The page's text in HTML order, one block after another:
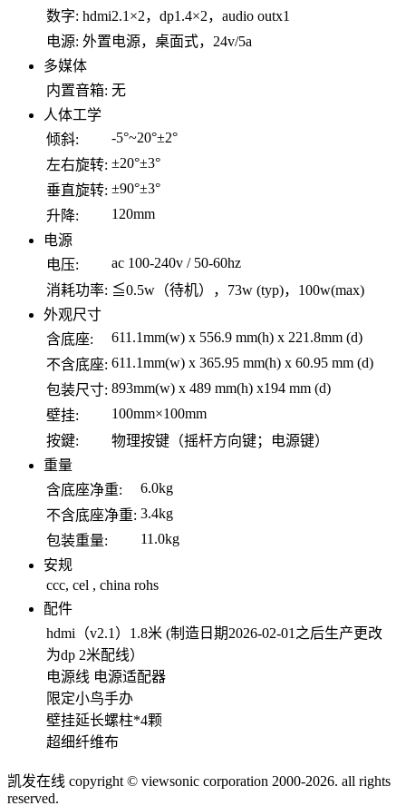
数字: hdmi2.1×2，dp1.4×2，audio outx1
电源: 外置电源，桌面式，24v/5a
多媒体
内置音箱: 无
人体工学
倾斜:
-5°~20°±2°
左右旋转: ±20°±3°
垂直旋转: ±90°±3°
升降:
120mm
电源
电压:
ac 100-240v / 50-60hz
消耗功率: ≦0.5w（待机），73w (typ)，100w(max)
外观尺寸
含底座:
611.1mm(w) x 556.9 mm(h) x 221.8mm (d)
不含底座: 611.1mm(w) x 365.95 mm(h) x 60.95 mm (d)
包装尺寸: 893mm(w) x 489 mm(h) x194 mm (d)
壁挂:
100mm×100mm
按鍵:
物理按键（摇杆方向键；电源键）
重量
含底座净重:
6.0kg
不含底座净重: 3.4kg
包装重量:
11.0kg
安规
ccc, cel , china rohs
配件
hdmi（v2.1）1.8米 (制造日期2026-02-01之后生产更改
为dp 2米配线）
电源线 电源适配器
限定小鸟手办
壁挂延长螺柱*4颗
超细纤维布
凯发在线 copyright © viewsonic corporation 2000-2026. all rights
reserved.